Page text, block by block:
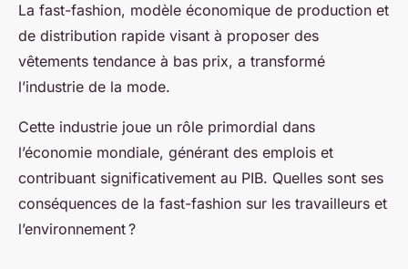
La fast-fashion, modèle économique de production et
de distribution rapide visant à proposer des
vêtements tendance à bas prix, a transformé
l’industrie de la mode.
Cette industrie joue un rôle primordial dans
l’économie mondiale, générant des emplois et
contribuant significativement au PIB. Quelles sont ses
conséquences de la fast-fashion sur les travailleurs et
l’environnement ?